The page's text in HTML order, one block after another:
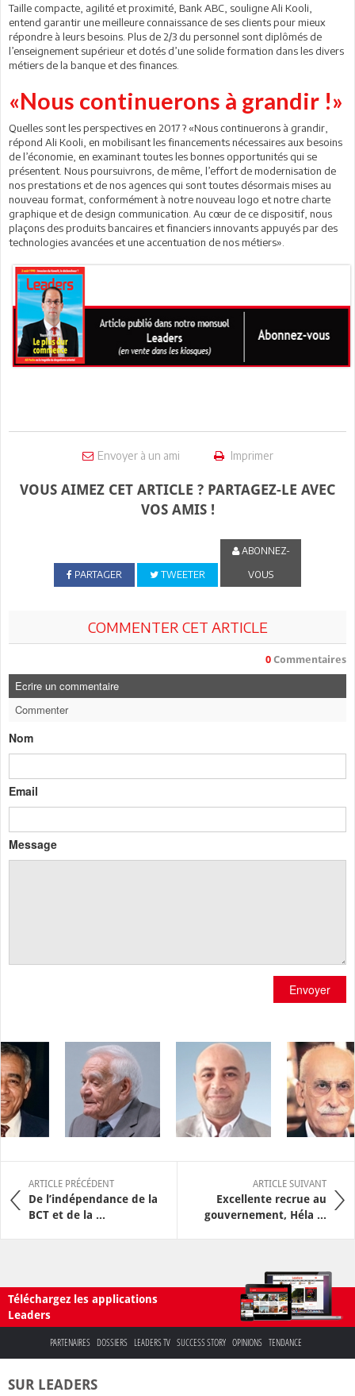
Taille compacte, agilité et proximité, Bank ABC, souligne Ali Kooli,
entend garantir une meilleure connaissance de ses clients pour mieux
répondre à leurs besoins. Plus de 2/3 du personnel sont diplômés de
l’enseignement supérieur et dotés d’une solide formation dans les divers
métiers de la banque et des finances.
«Nous continuerons à grandir !»
Quelles sont les perspectives en 2017 ? «Nous continuerons à grandir,
répond Ali Kooli, en mobilisant les financements nécessaires aux besoins
de l’économie, en examinant toutes les bonnes opportunités qui se
présentent. Nous poursuivrons, de même, l’effort de modernisation de
nos prestations et de nos agences qui sont toutes désormais mises au
nouveau format, conformément à notre nouveau logo et notre charte
graphique et de design communication. Au cœur de ce dispositif, nous
plaçons des produits bancaires et financiers innovants appuyés par des
technologies avancées et une accentuation de nos métiers».
Envoyer à un ami Imprimer
VOUS AIMEZ CET ARTICLE ? PARTAGEZ-LE AVEC
VOS AMIS !
PARTAGER TWEETER
ABONNEZ-
VOUS
COMMENTER CET ARTICLE
0 Commentaires
Ecrire un commentaire
Commenter
Nom
Email
Message
Envoyer
ARTICLE PRÉCÉDENT
De l’indépendance de la
BCT et de la ...
ARTICLE SUIVANT
Excellente recrue au
gouvernement, Héla ...
Téléchargez les applications
Leaders
PARTENAIRES DOSSIERS LEADERS TV SUCCESS STORY OPINIONS TENDANCE
SUR LEADERS